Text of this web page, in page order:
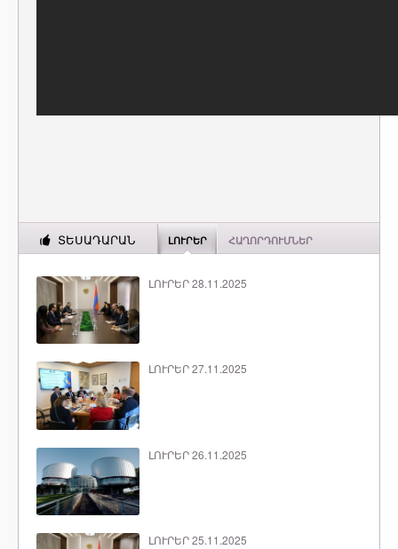
ՏԵՍԱԴԱՐԱՆ ԼՈՒՐԵՐ ՀԱՂՈՐԴՈՒՄՆԵՐ
ԼՈՒՐԵՐ 28.11.2025
ԼՈՒՐԵՐ 27.11.2025
ԼՈՒՐԵՐ 26.11.2025
ԼՈՒՐԵՐ 25.11.2025